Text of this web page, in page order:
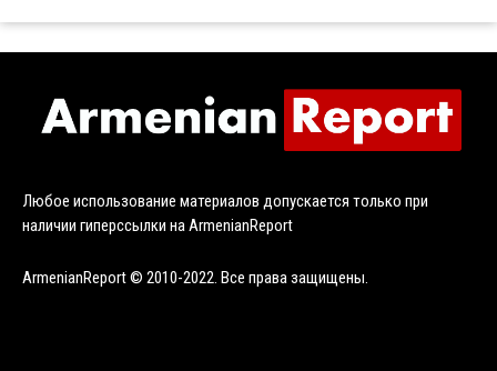
Любое использование материалов допускается только при
наличии гиперссылки на ArmenianReport
ArmenianReport © 2010-2022. Все права защищены.